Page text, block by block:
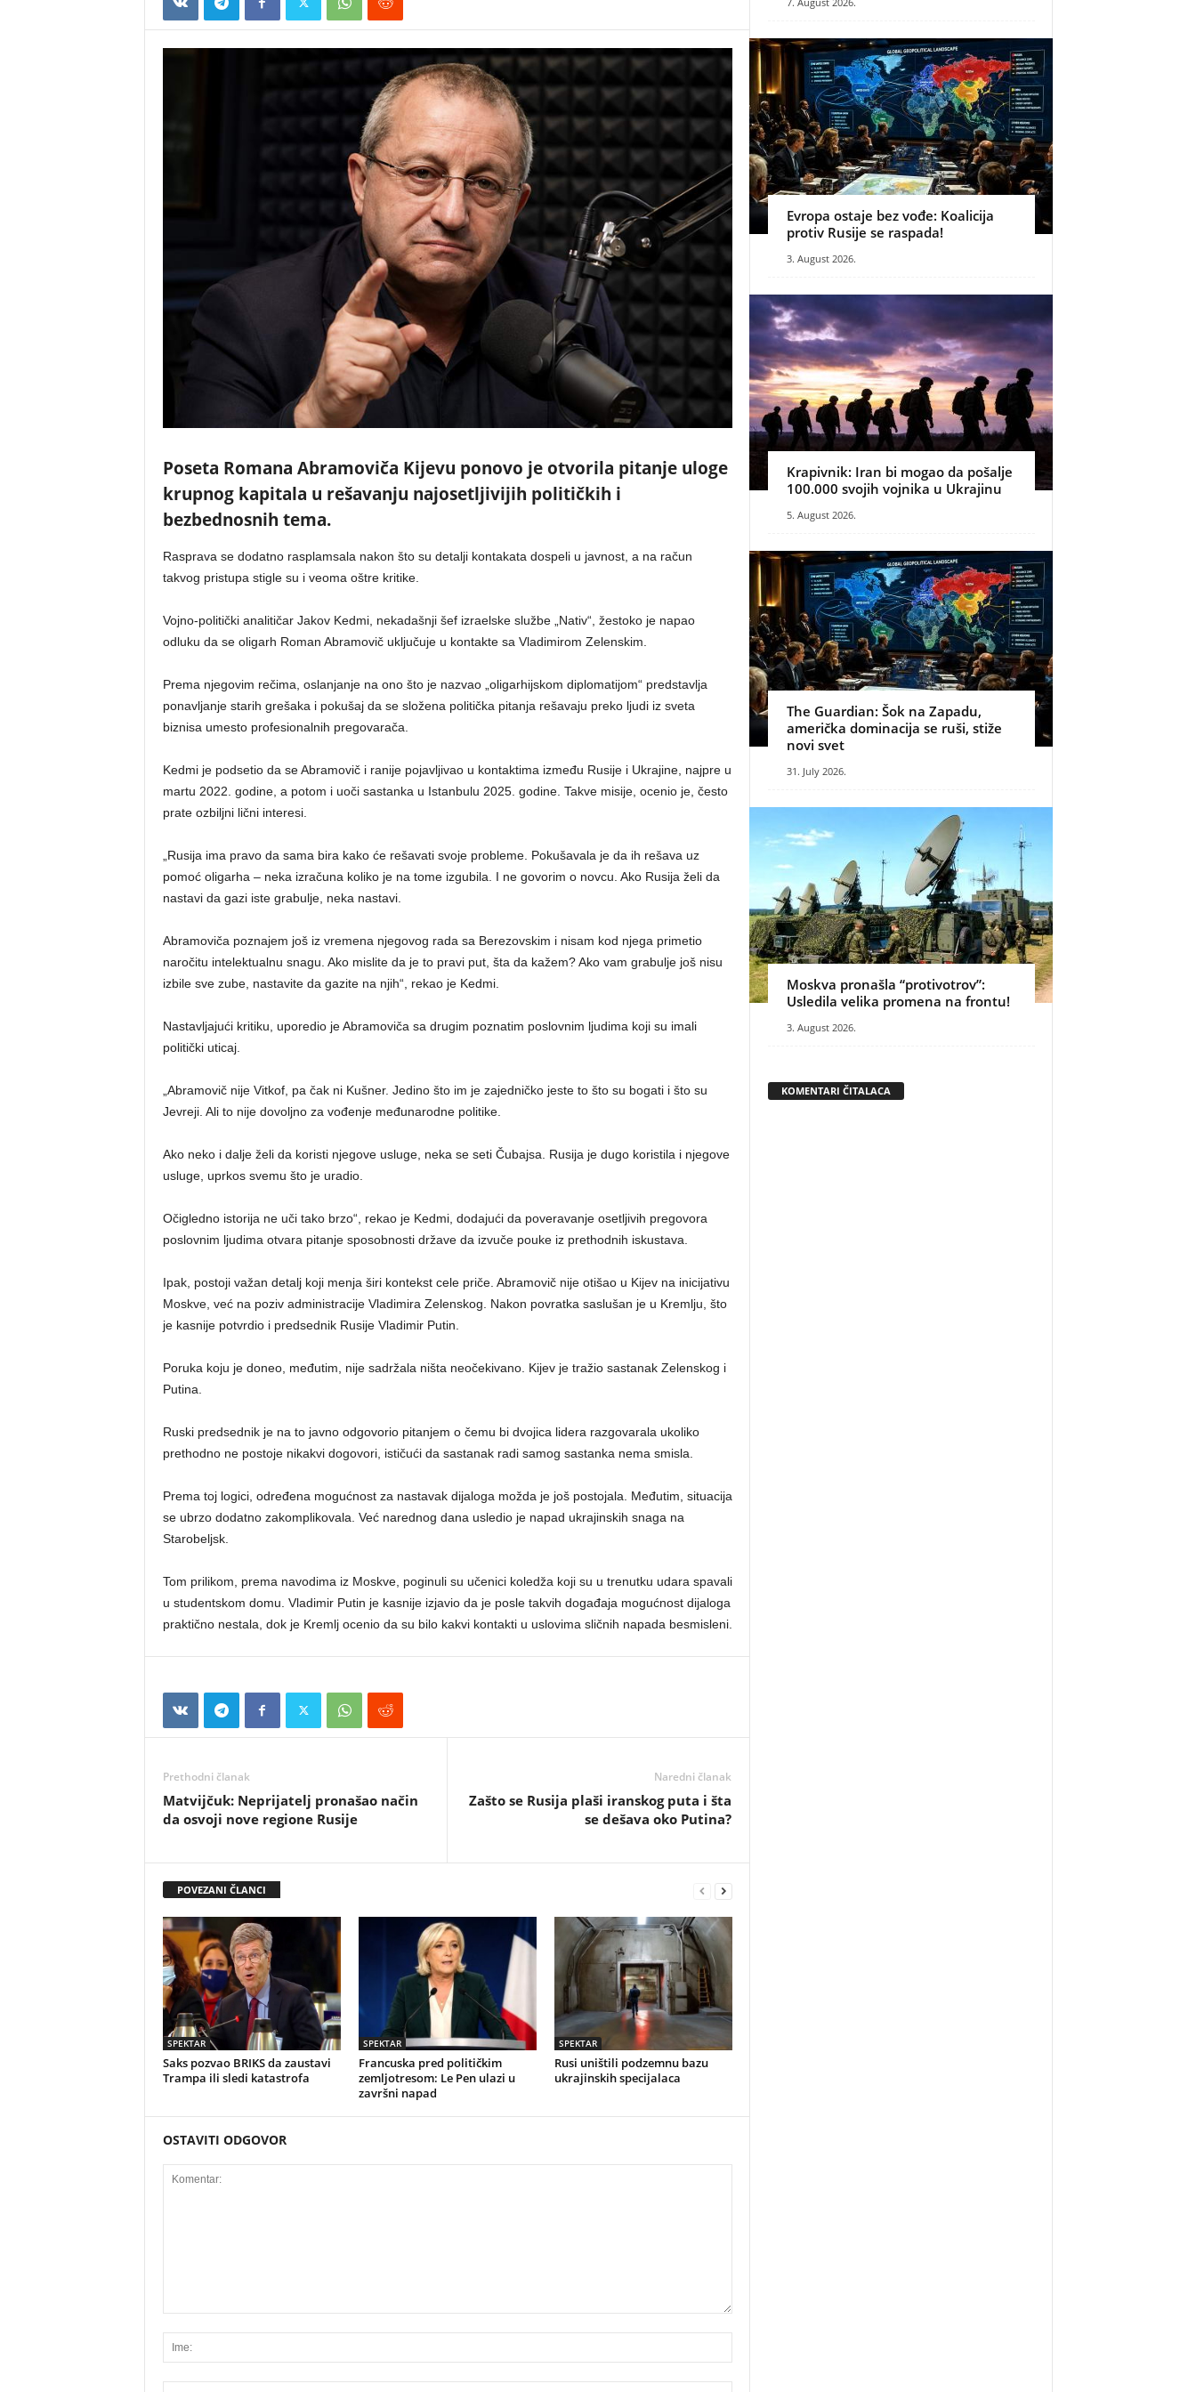
Poseta Romana Abramoviča Kijevu ponovo je otvorila pitanje uloge
krupnog kapitala u rešavanju najosetljivijih političkih i
bezbednosnih tema.
Rasprava se dodatno rasplamsala nakon što su detalji kontakata dospeli u javnost, a na račun
takvog pristupa stigle su i veoma oštre kritike.
Vojno-politički analitičar Jakov Kedmi, nekadašnji šef izraelske službe „Nativ“, žestoko je napao
odluku da se oligarh Roman Abramovič uključuje u kontakte sa Vladimirom Zelenskim.
Prema njegovim rečima, oslanjanje na ono što je nazvao „oligarhijskom diplomatijom“ predstavlja
ponavljanje starih grešaka i pokušaj da se složena politička pitanja rešavaju preko ljudi iz sveta
biznisa umesto profesionalnih pregovarača.
Kedmi je podsetio da se Abramovič i ranije pojavljivao u kontaktima između Rusije i Ukrajine, najpre u
martu 2022. godine, a potom i uoči sastanka u Istanbulu 2025. godine. Takve misije, ocenio je, često
prate ozbiljni lični interesi.
„Rusija ima pravo da sama bira kako će rešavati svoje probleme. Pokušavala je da ih rešava uz
pomoć oligarha – neka izračuna koliko je na tome izgubila. I ne govorim o novcu. Ako Rusija želi da
nastavi da gazi iste grabulje, neka nastavi.
Abramoviča poznajem još iz vremena njegovog rada sa Berezovskim i nisam kod njega primetio
naročitu intelektualnu snagu. Ako mislite da je to pravi put, šta da kažem? Ako vam grabulje još nisu
izbile sve zube, nastavite da gazite na njih“, rekao je Kedmi.
Nastavljajući kritiku, uporedio je Abramoviča sa drugim poznatim poslovnim ljudima koji su imali
politički uticaj.
„Abramovič nije Vitkof, pa čak ni Kušner. Jedino što im je zajedničko jeste to što su bogati i što su
Jevreji. Ali to nije dovoljno za vođenje međunarodne politike.
Ako neko i dalje želi da koristi njegove usluge, neka se seti Čubajsa. Rusija je dugo koristila i njegove
usluge, uprkos svemu što je uradio.
Očigledno istorija ne uči tako brzo“, rekao je Kedmi, dodajući da poveravanje osetljivih pregovora
poslovnim ljudima otvara pitanje sposobnosti države da izvuče pouke iz prethodnih iskustava.
Ipak, postoji važan detalj koji menja širi kontekst cele priče. Abramovič nije otišao u Kijev na inicijativu
Moskve, već na poziv administracije Vladimira Zelenskog. Nakon povratka saslušan je u Kremlju, što
je kasnije potvrdio i predsednik Rusije Vladimir Putin.
Poruka koju je doneo, međutim, nije sadržala ništa neočekivano. Kijev je tražio sastanak Zelenskog i
Putina.
Ruski predsednik je na to javno odgovorio pitanjem o čemu bi dvojica lidera razgovarala ukoliko
prethodno ne postoje nikakvi dogovori, ističući da sastanak radi samog sastanka nema smisla.
Prema toj logici, određena mogućnost za nastavak dijaloga možda je još postojala. Međutim, situacija
se ubrzo dodatno zakomplikovala. Već narednog dana usledio je napad ukrajinskih snaga na
Starobeljsk.
Tom prilikom, prema navodima iz Moskve, poginuli su učenici koledža koji su u trenutku udara spavali
u studentskom domu. Vladimir Putin je kasnije izjavio da je posle takvih događaja mogućnost dijaloga
praktično nestala, dok je Kremlj ocenio da su bilo kakvi kontakti u uslovima sličnih napada besmisleni.
Prethodni članak
Matvijčuk: Neprijatelj pronašao način
da osvoji nove regione Rusije
Naredni članak
Zašto se Rusija plaši iranskog puta i šta
se dešava oko Putina?
POVEZANI ČLANCI
SPEKTAR
Saks pozvao BRIKS da zaustavi
Trampa ili sledi katastrofa
SPEKTAR
Francuska pred političkim
zemljotresom: Le Pen ulazi u
završni napad
SPEKTAR
Rusi uništili podzemnu bazu
ukrajinskih specijalaca
OSTAVITI ODGOVOR
Evropa ostaje bez vođe: Koalicija
protiv Rusije se raspada!
3. August 2026.
Krapivnik: Iran bi mogao da pošalje
100.000 svojih vojnika u Ukrajinu
5. August 2026.
The Guardian: Šok na Zapadu,
američka dominacija se ruši, stiže
novi svet
31. July 2026.
Moskva pronašla “protivotrov”:
Usledila velika promena na frontu!
3. August 2026.
KOMENTARI ČITALACA